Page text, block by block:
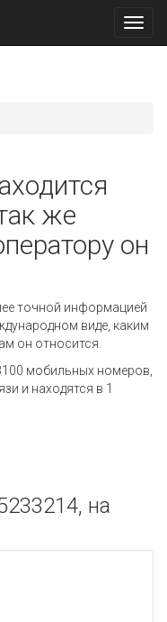
же
он
точной информацией
виде, каким
он относится.
мобильных номеров,
и находятся в 1
на